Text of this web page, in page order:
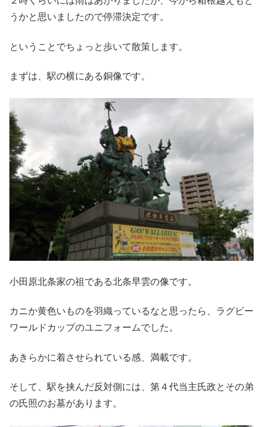
うかと思いましたので停滞決定です。
ということでちょっと歩いて散策します。
まずは、駅の横にある銅像です。
小田原北条家の祖である北条早雲の像です。
カニか黄色いものを羽織っているなと思ったら、ラグビー
ワールドカップのユニフォームでした。
あきらかに着させられている感、満載です。
そして、駅を挟んだ反対側には、第４代当主氏政とその弟
の氏照のお墓があります。